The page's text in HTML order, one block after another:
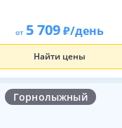
от 5 709 /день
Найти цены
Горнолыжный